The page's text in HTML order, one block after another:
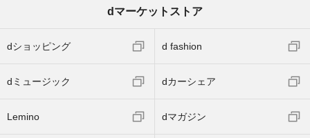
dマーケットストア
dショッピング d fashion
dミュージック dカーシェア
Lemino dマガジン